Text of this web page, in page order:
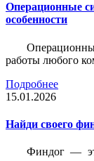
Операционные
особенности
работы любого
Подробнее
15.01.2026
Найди своего
Финдог —